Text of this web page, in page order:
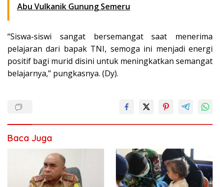
Abu Vulkanik Gunung Semeru
“Siswa-siswi sangat bersemangat saat menerima
pelajaran dari bapak TNI, semoga ini menjadi energi
positif bagi murid disini untuk meningkatkan semangat
belajarnya,” pungkasnya. (Dy).
Baca Juga